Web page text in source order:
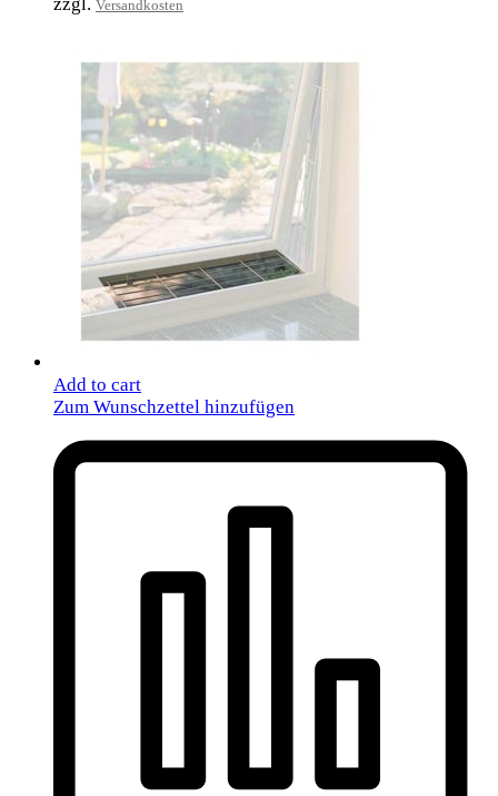
Versandkosten
Add to cart
Zum Wunschzettel hinzufügen